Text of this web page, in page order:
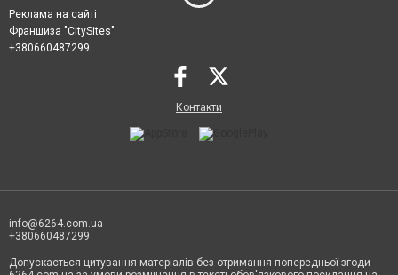
Реклама на сайті
Франшиза "CitySites"
+380660487299
Контакти
info@6264.com.ua
+380660487299
Допускається цитування матеріалів без отримання попередньої згоди